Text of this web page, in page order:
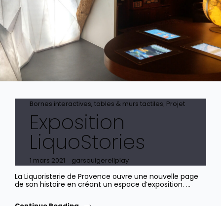
Cat
Links
Bornes interactives, tables & murs tactiles Projet
Exposition
LiquoStories
Posted
1 mars 2021 garsquigerellplay
La Liquoristerie de Provence ouvre une nouvelle page
de son histoire en créant un espace d’exposition. …
Exposition